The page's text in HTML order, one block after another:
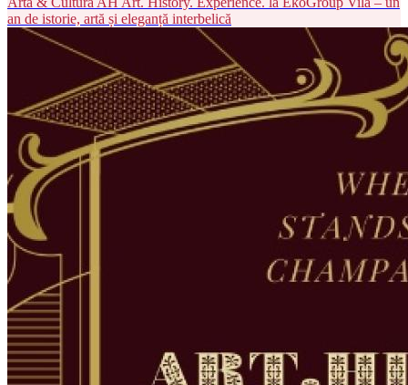
an de istorie, artă și eleganță interbelică